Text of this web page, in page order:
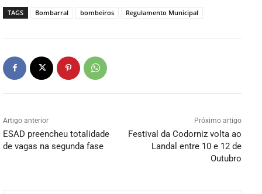
TAGS Bombarral bombeiros Regulamento Municipal
Artigo anterior
ESAD preencheu totalidade
de vagas na segunda fase
Próximo artigo
Festival da Codorniz volta ao
Landal entre 10 e 12 de
Outubro